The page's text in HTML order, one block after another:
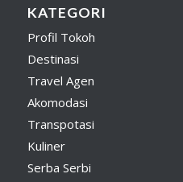
KATEGORI
Profil Tokoh
Destinasi
Travel Agen
Akomodasi
Transpotasi
Kuliner
Serba Serbi